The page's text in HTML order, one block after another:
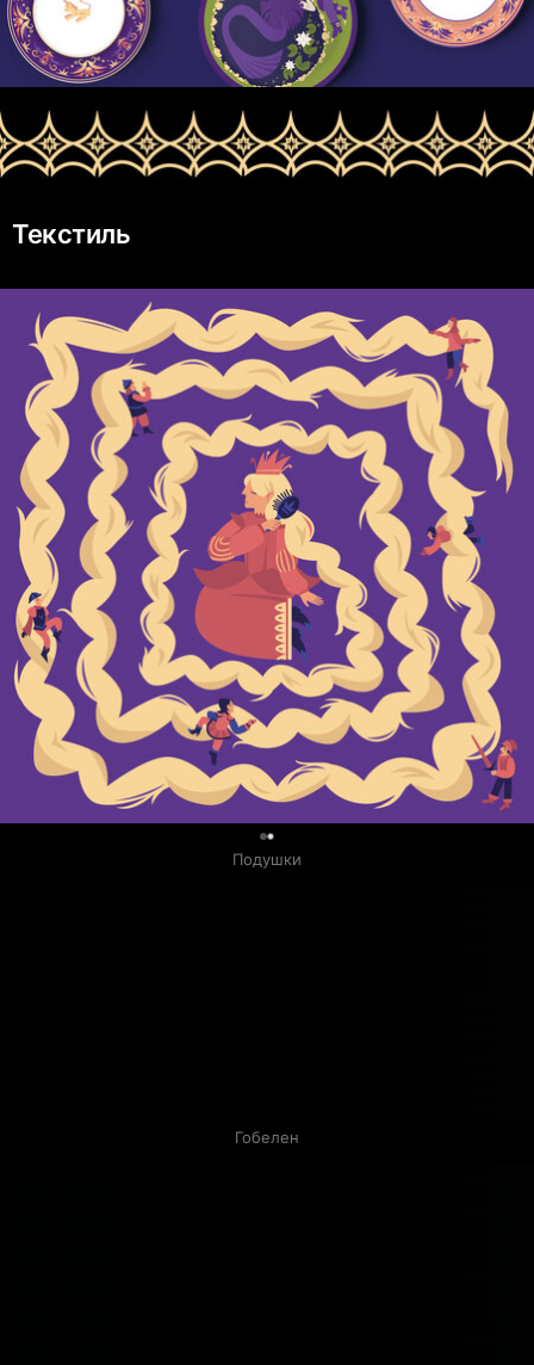
Текстиль
Подушки
Гобелен